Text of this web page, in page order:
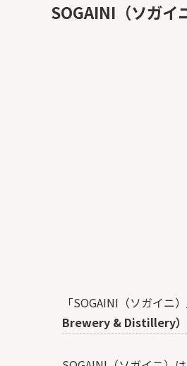
SOGAINI（ソガイ
「SOGAINI（ソガイニ）
Brewery & Distillery）